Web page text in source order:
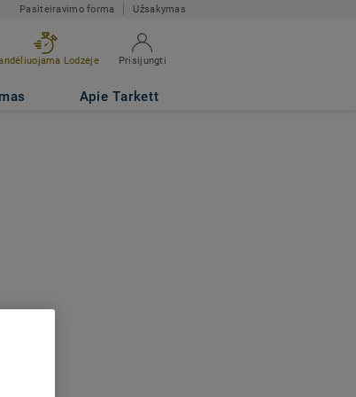
Pasiteiravimo forma Užsakymas
Lodzėje Prisijungti
Apie Tarkett